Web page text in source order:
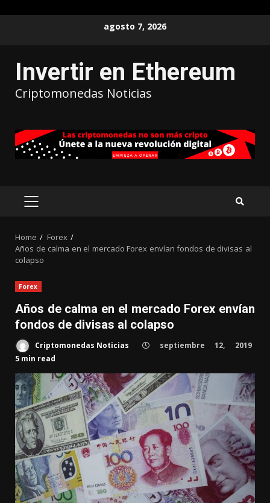
agosto 7, 2026
Invertir en Ethereum
Criptomonedas Noticias
Home
Forex
Años de calma en el mercado Forex envían fondos de divisas al
colapso
Forex
Años de calma en el mercado Forex envían
fondos de divisas al colapso
Criptomonedas Noticias
septiembre 12, 2019
5 min read